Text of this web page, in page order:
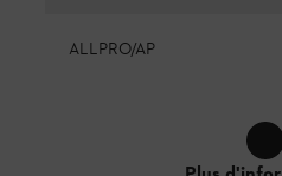
ALLPRO/AP